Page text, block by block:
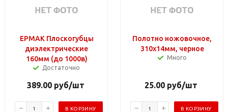
ЕРМАК Плоскогубцы
диэлектрические
160мм (до 1000в)
Достаточно
389.00руб/шт
В КОРЗИНУ
Полотно ножовочное,
310х14мм, черное
Много
25.00 руб/шт
В КОРЗИНУ